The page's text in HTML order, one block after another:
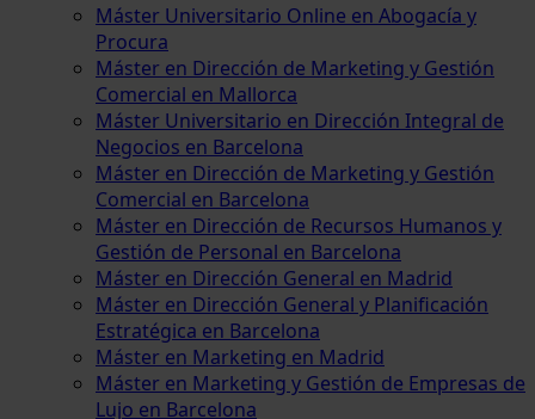
Máster Universitario Online en Abogacía y
Procura
Máster en Dirección de Marketing y Gestión
Comercial en Mallorca
Máster Universitario en Dirección Integral de
Negocios en Barcelona
Máster en Dirección de Marketing y Gestión
Comercial en Barcelona
Máster en Dirección de Recursos Humanos y
Gestión de Personal en Barcelona
Máster en Dirección General en Madrid
Máster en Dirección General y Planificación
Estratégica en Barcelona
Máster en Marketing en Madrid
Máster en Marketing y Gestión de Empresas de
Lujo en Barcelona